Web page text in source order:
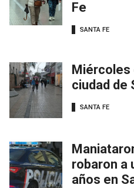
Fe
SANTA FE
Miércoles
ciudad de
SANTA FE
robaron a
años en